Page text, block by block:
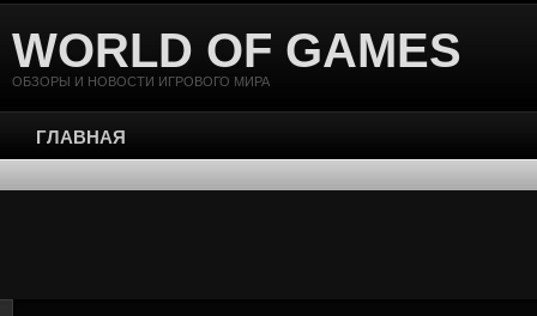
WORLD OF GAMES
ОБЗОРЫ И НОВОСТИ ИГРОВОГО МИРА
ГЛАВНАЯ